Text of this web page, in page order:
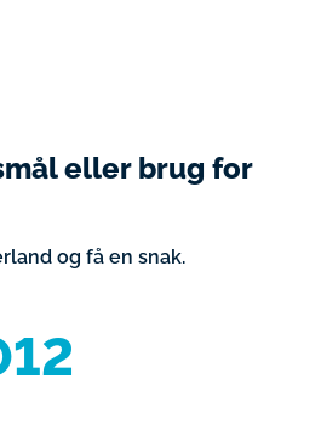
eller brug for
og få en snak.